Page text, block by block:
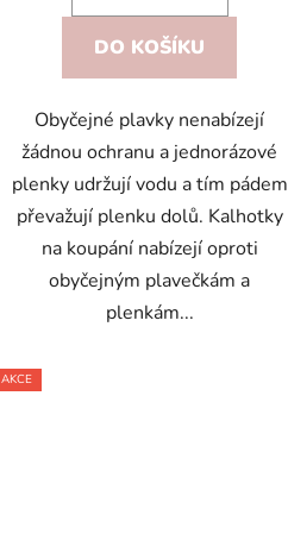
DO KOŠÍKU
Obyčejné plavky nenabízejí
žádnou ochranu a jednorázové
plenky udržují vodu a tím pádem
převažují plenku dolů. Kalhotky
na koupání nabízejí oproti
obyčejným plavečkám a
plenkám...
AKCE